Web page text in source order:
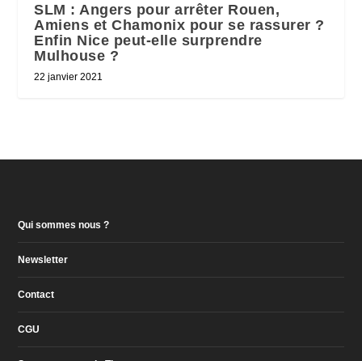
SLM : Angers pour arrêter Rouen,
Amiens et Chamonix pour se rassurer ?
Enfin Nice peut-elle surprendre
Mulhouse ?
22 janvier 2021
Qui sommes nous ?
Newsletter
Contact
CGU